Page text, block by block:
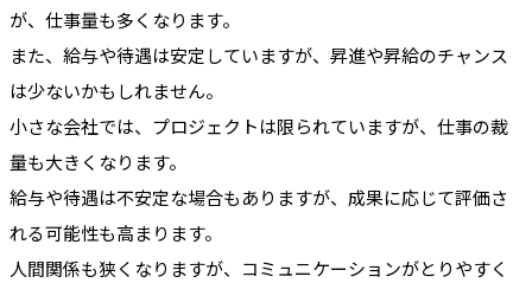
が、仕事量も多くなります。
また、給与や待遇は安定していますが、昇進や昇給のチャンス
は少ないかもしれません。
小さな会社では、プロジェクトは限られていますが、仕事の裁
量も大きくなります。
給与や待遇は不安定な場合もありますが、成果に応じて評価さ
れる可能性も高まります。
人間関係も狭くなりますが、コミュニケーションがとりやすく